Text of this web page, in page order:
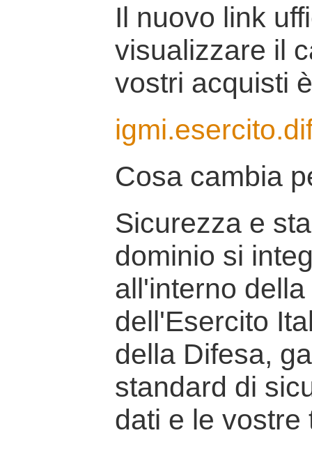
Il nuovo link
visualizzare il
vostri acquisti
Cosa cambia
Sicurezza e
dominio si
all'interno
dell'Esercito
della Difesa,
standard di
dati e le vostre